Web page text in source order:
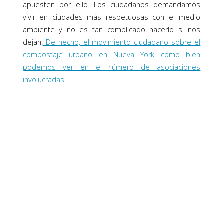
apuesten por ello. Los ciudadanos demandamos
vivir en ciudades más respetuosas con el medio
ambiente y no es tan complicado hacerlo si nos
dejan.De hecho, el movimiento ciudadano sobre el
compostaje urbano en Nueva York como bien
podemos ver en el número de asociaciones
involucradas.